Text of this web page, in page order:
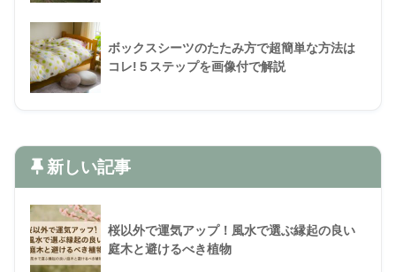
ボックスシーツのたたみ方で超簡単な方法は
コレ!５ステップを画像付で解説
新しい記事
桜以外で運気アップ！風水で選ぶ縁起の良い
庭木と避けるべき植物